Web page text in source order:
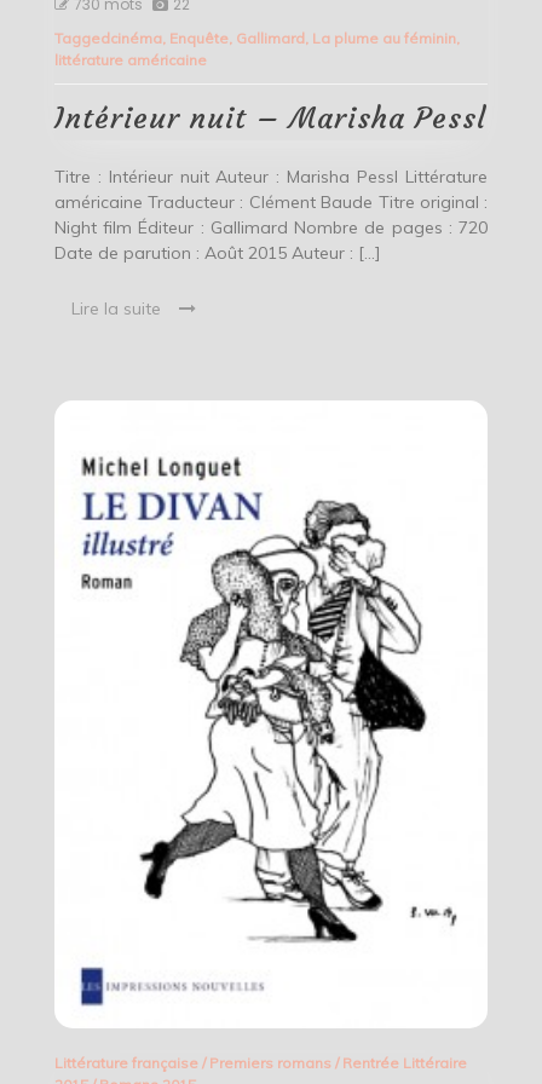
–
Taggedcinéma, Enquête, Gallimard, La plume au féminin,
littérature américaine
Intérieur nuit – Marisha Pessl
Titre : Intérieur nuit Auteur : Marisha Pessl Littérature
américaine Traducteur : Clément Baude Titre original :
Night film Éditeur : Gallimard Nombre de pages : 720
Date de parution : Août 2015 Auteur : […]
Lire la suite
Littérature française/ Premiers romans / Rentrée Littéraire